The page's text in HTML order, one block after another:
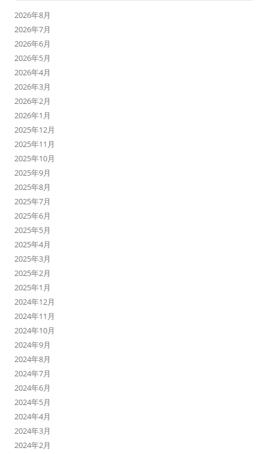
2026年8月
2026年7月
2026年6月
2026年5月
2026年4月
2026年3月
2026年2月
2026年1月
2025年12月
2025年11月
2025年10月
2025年9月
2025年8月
2025年7月
2025年6月
2025年5月
2025年4月
2025年3月
2025年2月
2025年1月
2024年12月
2024年11月
2024年10月
2024年9月
2024年8月
2024年7月
2024年6月
2024年5月
2024年4月
2024年3月
2024年2月